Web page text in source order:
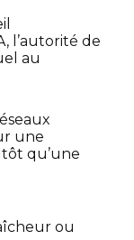
l’autorité de
au
une
qu’une
ou